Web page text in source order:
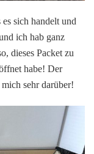
sich handelt und
ich hab ganz
dieses Packet zu
habe! Der
sehr darüber!